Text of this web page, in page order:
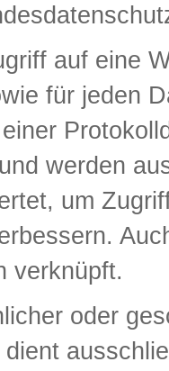
auf eine
für jeden
werden
um
verknüpft.
oder